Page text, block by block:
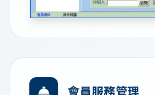
會員服務管理